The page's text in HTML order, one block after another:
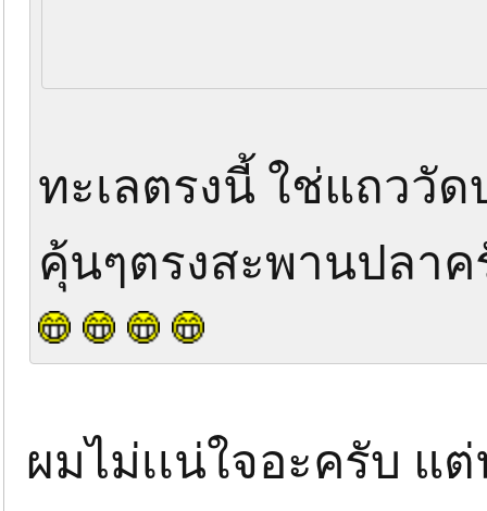
ทะเลตรงนี้ ใช่แถววั
คุ้นๆตรงสะพานปลาค
ผมไม่เเน่ใจอะครับ แ